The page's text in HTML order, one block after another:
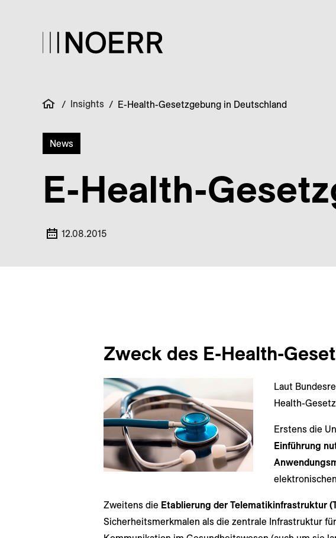
/ Insights / E-Health-Gesetzgebung in Deutschland
News
E-Health-
12.08.2015
Zweck des E-Health-
Laut
Health-
Erstens die
Einführung
Zweitens die Etablierung der Telematikinfrastruktur
Sicherheitsmerkmalen als die zentrale Infrastruktur